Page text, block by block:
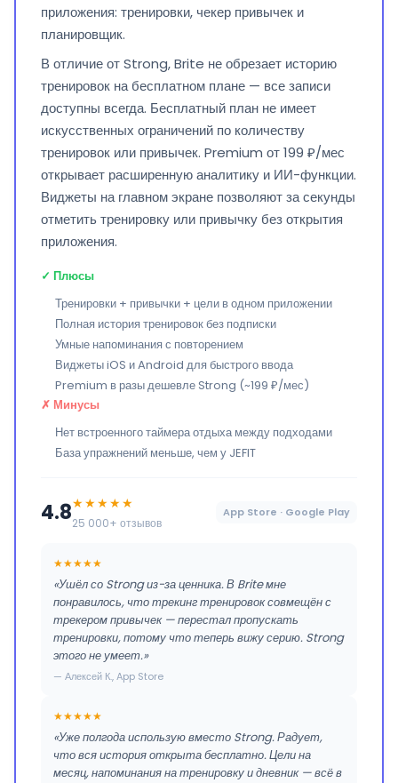
приложения: тренировки, чекер привычек и
планировщик.
В отличие от Strong, Brite не обрезает историю
тренировок на бесплатном плане — все записи
доступны всегда. Бесплатный план не имеет
искусственных ограничений по количеству
тренировок или привычек. Premium от 199 ₽/мес
открывает расширенную аналитику и ИИ-функции.
Виджеты на главном экране позволяют за секунды
отметить тренировку или привычку без открытия
приложения.
✓ Плюсы
Тренировки + привычки + цели в одном приложении
Полная история тренировок без подписки
Умные напоминания с повторением
Виджеты iOS и Android для быстрого ввода
Premium в разы дешевле Strong (~199 ₽/мес)
✗ Минусы
Нет встроенного таймера отдыха между подходами
База упражнений меньше, чем у JEFIT
4.8★★★★★
25 000+ отзывов
App Store · Google Play
★★★★★
«Ушёл со Strong из-за ценника. В Brite мне
понравилось, что трекинг тренировок совмещён с
трекером привычек — перестал пропускать
тренировки, потому что теперь вижу серию. Strong
этого не умеет.»
— Алексей К., App Store
★★★★★
«Уже полгода использую вместо Strong. Радует,
что вся история открыта бесплатно. Цели на
месяц, напоминания на тренировку и дневник — всё в